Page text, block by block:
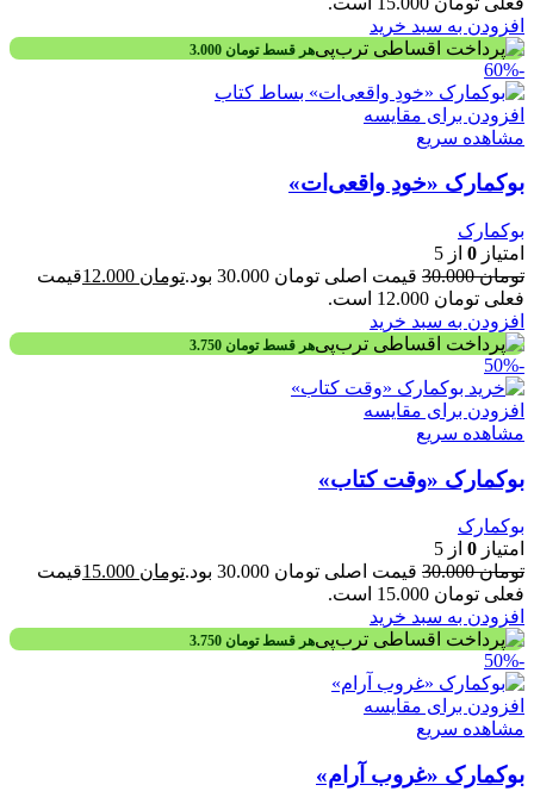
افزودن به سبد خرید
هر قسطتومان
-60%
افزودن برای مقایسه
مشاهده سریع
بوکمارک «خودِ واقعی‌ات»
بوکمارک
امتیاز 0 از 5
تومان30.000 قیمت اصلی تومان 30.000 بود. تومان
قیمت
فعلی تومان 12.000 است.
افزودن به سبد خرید
هر قسطتومان
-50%
افزودن برای مقایسه
مشاهده سریع
بوکمارک «وقت کتاب»
بوکمارک
امتیاز 0 از 5
تومان30.000 قیمت اصلی تومان 30.000 بود. تومان
قیمت
فعلی تومان 15.000 است.
افزودن به سبد خرید
هر قسطتومان
-50%
افزودن برای مقایسه
مشاهده سریع
بوکمارک «غروب آرام»